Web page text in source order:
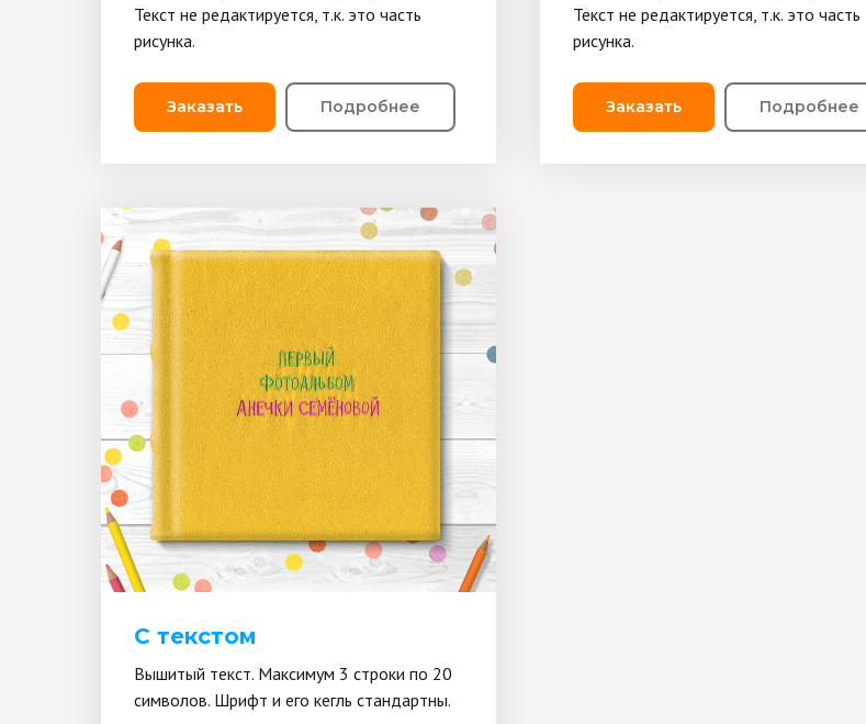
Текст не редактируется, т.к. это часть
рисунка.
Заказать Подробнее
Текст не редактируется, т.к. это часть
рисунка.
Заказать Подробнее
С текстом
Вышитый текст. Максимум 3 строки по 20
символов. Шрифт и его кегль стандартны.